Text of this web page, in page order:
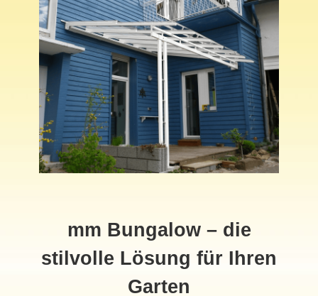
mm Bungalow – die
stilvolle Lösung für Ihren
Garten